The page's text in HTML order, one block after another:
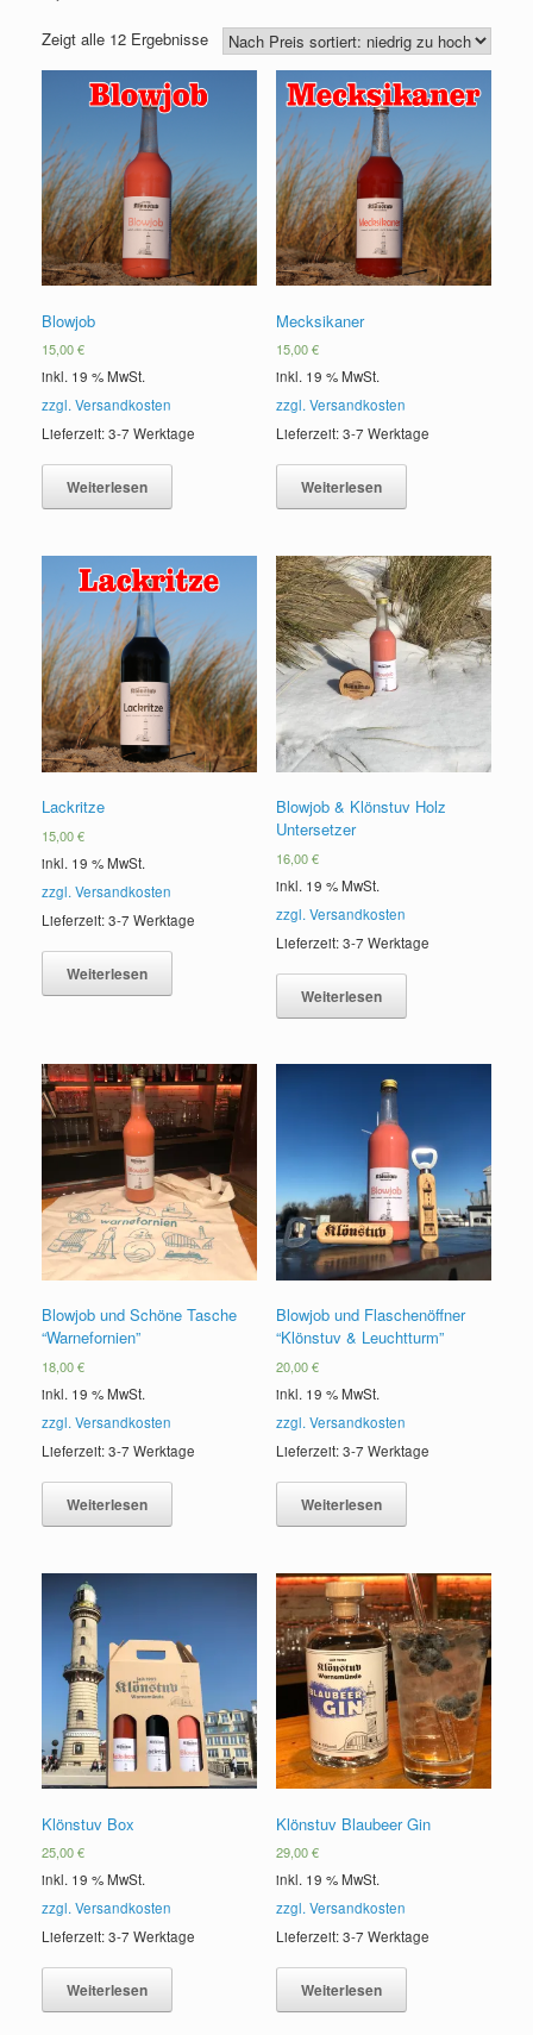
Zeigt alle 12 Ergebnisse
Blowjob
15,00€
inkl. 19 % MwSt.
zzgl. Versandkosten
Lieferzeit: 3-7 Werktage
Weiterlesen
Mecksikaner
15,00€
inkl. 19 % MwSt.
zzgl. Versandkosten
Lieferzeit: 3-7 Werktage
Weiterlesen
Lackritze
15,00€
inkl. 19 % MwSt.
zzgl. Versandkosten
Lieferzeit: 3-7 Werktage
Weiterlesen
Blowjob & Klönstuv Holz
Untersetzer
16,00€
inkl. 19 % MwSt.
zzgl. Versandkosten
Lieferzeit: 3-7 Werktage
Weiterlesen
Blowjob und Schöne Tasche
“Warnefornien”
18,00€
inkl. 19 % MwSt.
zzgl. Versandkosten
Lieferzeit: 3-7 Werktage
Weiterlesen
Blowjob und Flaschenöffner
“Klönstuv & Leuchtturm”
20,00€
inkl. 19 % MwSt.
zzgl. Versandkosten
Lieferzeit: 3-7 Werktage
Weiterlesen
Klönstuv Box
25,00€
inkl. 19 % MwSt.
zzgl. Versandkosten
Lieferzeit: 3-7 Werktage
Weiterlesen
Klönstuv Blaubeer Gin
29,00€
inkl. 19 % MwSt.
zzgl. Versandkosten
Lieferzeit: 3-7 Werktage
Weiterlesen